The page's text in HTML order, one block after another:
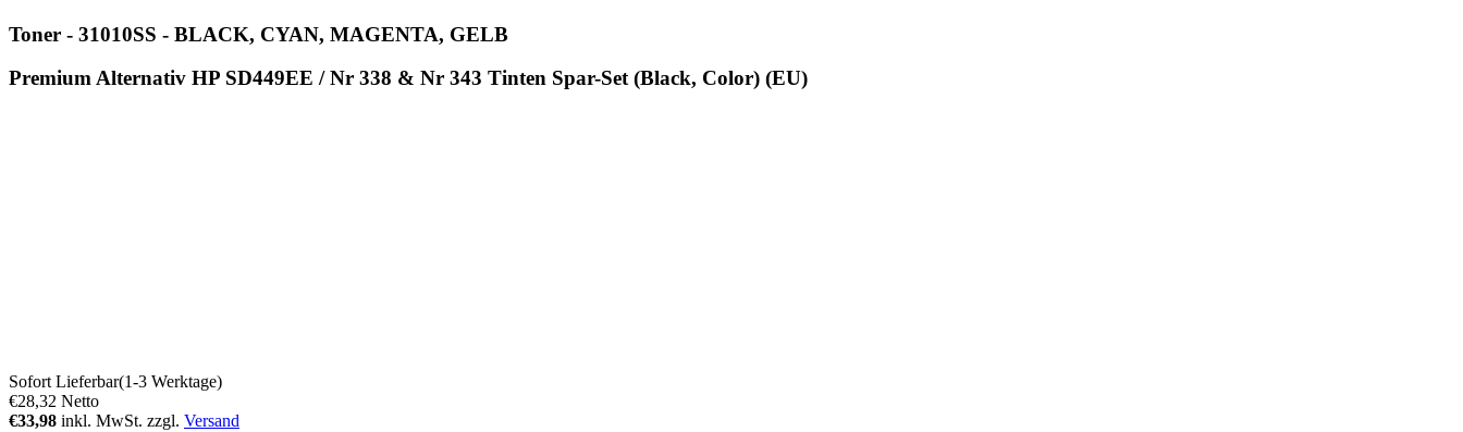
Toner - 31010SS - BLACK, CYAN, MAGENTA, GELB
Premium Alternativ HP SD449EE / Nr 338 & Nr 343 Tinten Spar-Set (Black, Color) (EU)
Sofort Lieferbar(1-3 Werktage)
€28,32 Netto
€33,98 inkl. MwSt. zzgl. Versand